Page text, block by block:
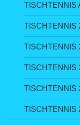
TISCHTENNIS
TISCHTENNIS
TISCHTENNIS
TISCHTENNIS
TISCHTENNIS
TISCHTENNIS